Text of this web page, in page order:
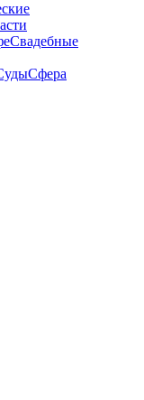
Свадебные
Сфера